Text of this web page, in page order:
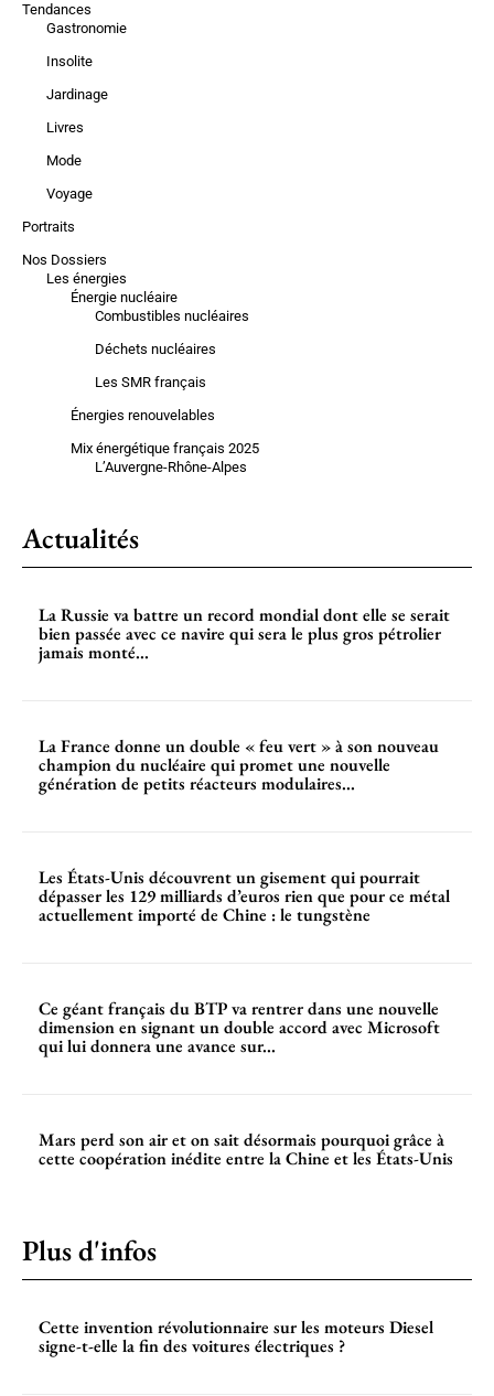
Tendances
Gastronomie
Insolite
Jardinage
Livres
Mode
Voyage
Portraits
Nos Dossiers
Les énergies
Énergie nucléaire
Combustibles nucléaires
Déchets nucléaires
Les SMR français
Énergies renouvelables
Mix énergétique français 2025
L’Auvergne-Rhône-Alpes
Actualités
La Russie va battre un record mondial dont elle se serait
bien passée avec ce navire qui sera le plus gros pétrolier
jamais monté...
La France donne un double « feu vert » à son nouveau
champion du nucléaire qui promet une nouvelle
génération de petits réacteurs modulaires...
Les États-Unis découvrent un gisement qui pourrait
dépasser les 129 milliards d’euros rien que pour ce métal
actuellement importé de Chine : le tungstène
Ce géant français du BTP va rentrer dans une nouvelle
dimension en signant un double accord avec Microsoft
qui lui donnera une avance sur...
Mars perd son air et on sait désormais pourquoi grâce à
cette coopération inédite entre la Chine et les États-Unis
Plus d'infos
Cette invention révolutionnaire sur les moteurs Diesel
signe-t-elle la fin des voitures électriques ?